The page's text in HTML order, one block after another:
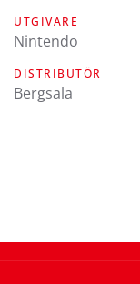
UTGIVARE
Nintendo
DISTRIBUTÖR
Bergsala